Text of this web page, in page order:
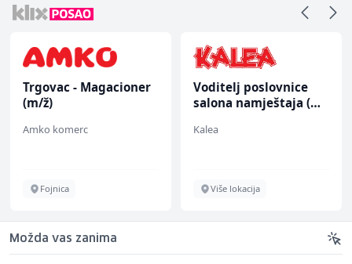
Trgovac - Magacioner
(m/ž)
Amko komerc
Fojnica
Voditelj poslovnice
salona namještaja (m/
Kalea
Više lokacija
Možda vas zanima